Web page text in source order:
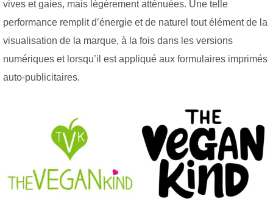
vives et gaies, mais légèrement atténuées. Une telle
performance remplit d’énergie et de naturel tout élément de la
visualisation de la marque, à la fois dans les versions
numériques et lorsqu’il est appliqué aux formulaires imprimés
auto-publicitaires.